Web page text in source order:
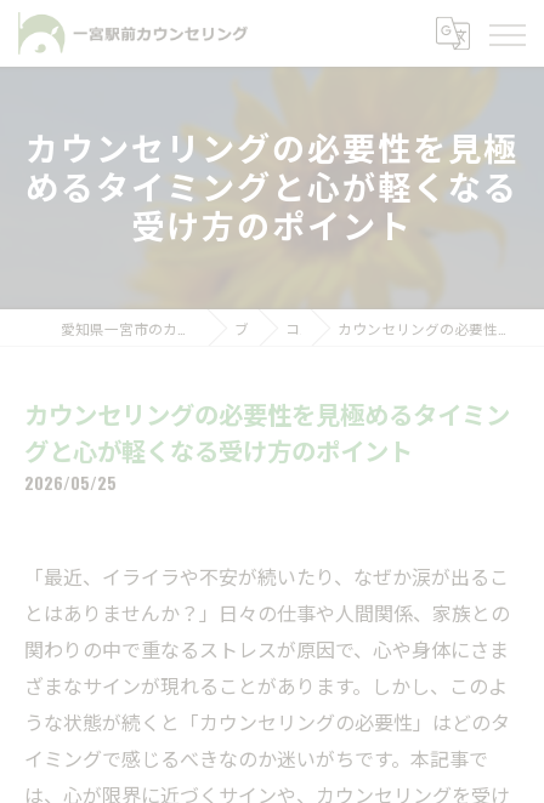
カウンセリングの必要性を見極
めるタイミングと心が軽くなる
受け方のポイント
ブログ コラム カウンセリングの必要性を見極めるタイミングと心が軽くなる受け方のポイント
カウンセリングの必要性を見極めるタイミン
グと心が軽くなる受け方のポイント
2026/05/25
「最近、イライラや不安が続いたり、なぜか涙が出るこ
とはありませんか？」日々の仕事や人間関係、家族との
関わりの中で重なるストレスが原因で、心や身体にさま
ざまなサインが現れることがあります。しかし、このよ
うな状態が続くと「カウンセリングの必要性」はどのタ
イミングで感じるべきなのか迷いがちです。本記事で
は、心が限界に近づくサインや、カウンセリングを受け